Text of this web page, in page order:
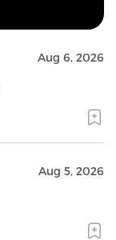
Aug 6, 2026
Aug 5, 2026